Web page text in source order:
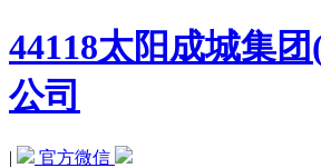
44118太阳成城集
公司
| 官方微信